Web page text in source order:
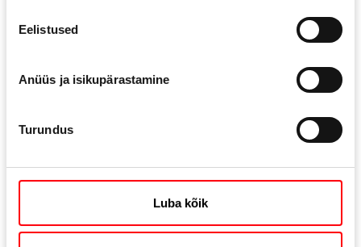
Eelistused
Anüüs ja isikupärastamine
Turundus
Luba kõik
English
English